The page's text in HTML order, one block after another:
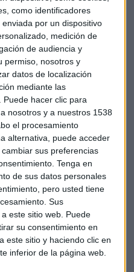
como identificadores
por un dispositivo
medición de
de audiencia y
permiso, nosotros y
datos de localización
mediante las
Puede hacer clic para
nosotros y a nuestros 1538
el procesamiento
alternativa, puede acceder
sus preferencias
Tenga en
de sus datos personales
pero usted tiene
Sus
este sitio web. Puede
su consentimiento en
este sitio y haciendo clic en
inferior de la página web.
4.000 millones.
porque no lo han
Sabadell, al que Rovi le
que más ha
sube cerca de un 64%.
Negocios, Roberto Moro,
rojo del Ibex
. Parece que la famosa
el mes pasado no arregló
han hecho sus últimos
fiscal. Aunque haya
perdiendo…